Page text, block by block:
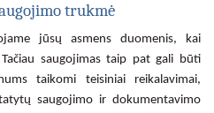
trukmė
jūsų asmens duomenis, kai
saugojimas taip pat gali būti
taikomi teisiniai reikalavimai,
saugojimo ir dokumentavimo